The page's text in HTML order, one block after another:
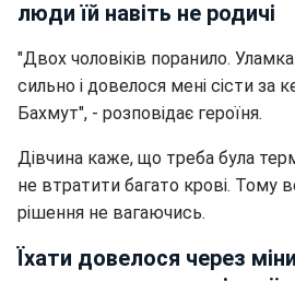
люди їй навіть не родичі
"Двох чоловіків поранило.
сильно і довелося мені сісти за
Бахмут", - розповідає героїня.
Дівчина каже, що треба була
не втратити багато крові. Тому
рішення не вагаючись.
Їхати довелося через